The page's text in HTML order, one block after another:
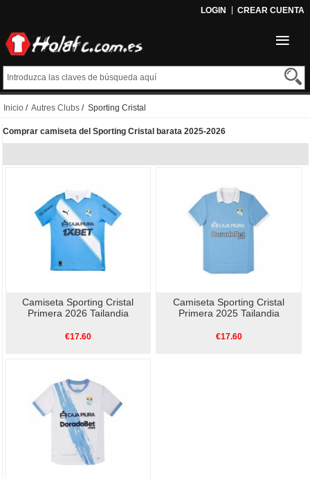
LOGIN CREAR CUENTA
Inicio / Autres Clubs / Sporting Cristal
Comprar camiseta del Sporting Cristal barata 2025-2026
Camiseta Sporting Cristal
Primera 2026 Tailandia
€17.60
Camiseta Sporting Cristal
Primera 2025 Tailandia
€17.60